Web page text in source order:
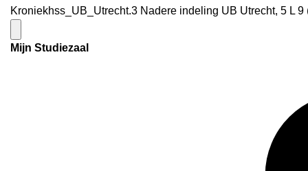
Kroniekhss_UB_Utrecht.3 Nadere indeling UB Utrecht, 5 L
Mijn Studiezaal